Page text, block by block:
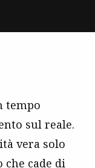
tempo
sul reale.
vera solo
cade di